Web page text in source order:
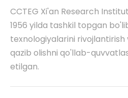
CCTEG Xi'an Research
1956 yilda tashkil topgan
texnologiyalarini rivojlantirish
qazib olishni qo'llab-
etilgan.